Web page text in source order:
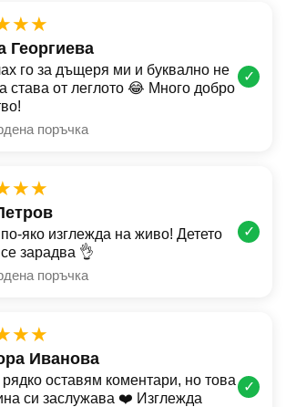
Георгиева
го за дъщеря ми и буквално не
става от леглото 😂 Много добро
поръчка
✓
яко изглежда на живо! Детето
зарадва 👌
поръчка
✓
Иванова
оставям коментари, но това
си заслужава ❤️ Изглежда
✓